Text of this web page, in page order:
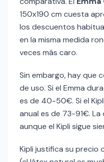
150x190 cm cuesta
los descuentos
en la misma medida
veces más caro.
Sin embargo, hay que
de uso. Si el Emma
es de 40-50€. Si el
anual es de 73-91€.
aunque el Kipli sigue
Kipli justifica su precio